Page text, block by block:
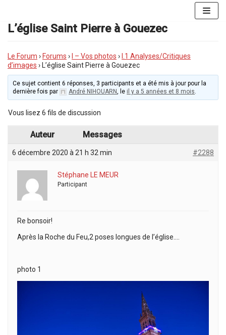
au
contenu
L’église Saint Pierre à Gouezec
Le Forum › Forums › I – Vos photos ›
I.1 Analyses/Critiques
d’images › L’église Saint Pierre à Gouezec
Ce sujet contient 6 réponses, 3 participants et a été mis à jour pour la
dernière fois par
André NIHOUARN, le il y a 5 années et 8 mois.
Vous lisez 6 fils de discussion
Auteur Messages
6 décembre 2020 à 21 h 32 min #2288
Stéphane LE MEUR
Participant
Re bonsoir!
Après la Roche du Feu,2 poses longues de l’église….
photo 1